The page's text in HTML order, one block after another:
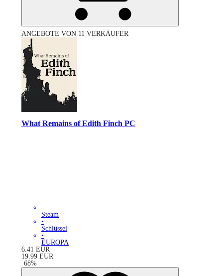
ANGEBOTE VON 11 VERKÄUFER
What Remains of Edith Finch PC
Steam
•
Schlüssel
•
EUROPA
6.41 EUR
19.99 EUR
-68%